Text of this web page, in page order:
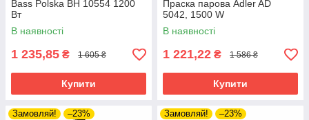
Bass Polska BH 10554 1200
Вт
В наявності
1 235,85 ₴ 1 605 ₴
Купити
Праска парова Adler AD
5042, 1500 W
В наявності
1 221,22 ₴ 1 586 ₴
Купити
Замовляй! –23% Замовляй! –23%